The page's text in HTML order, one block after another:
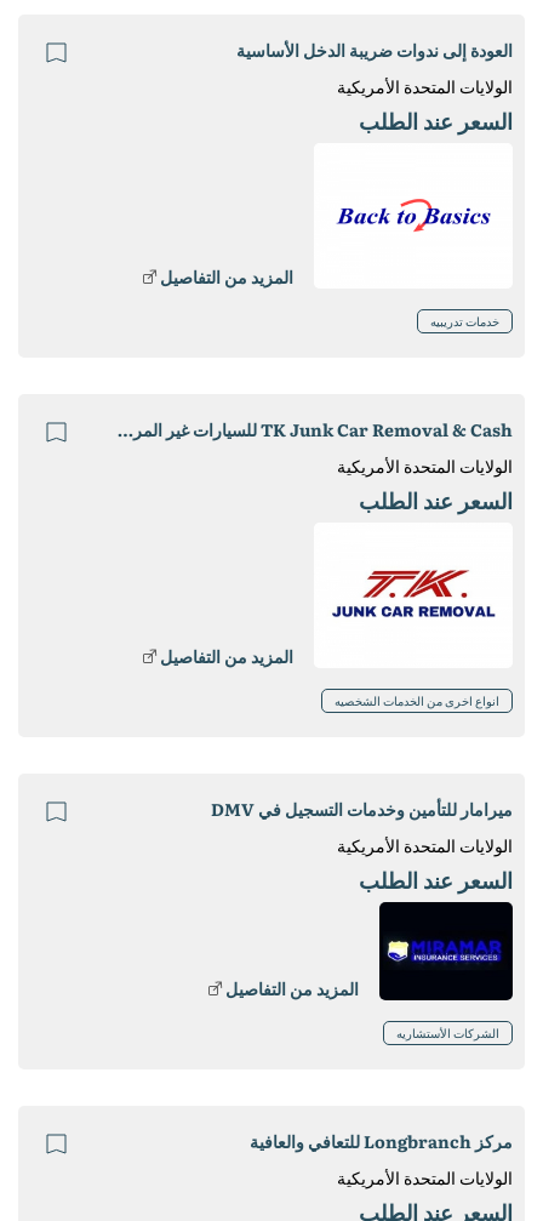
العودة إلى ندوات ضريبة الدخل الأساسية
الولايات المتحدة الأمريكية
السعر عند الطلب
المزيد من التفاصيل
خدمات تدريبيه
TK Junk Car Removal & Cash للسيارات غير المرغوب فيها
الولايات المتحدة الأمريكية
السعر عند الطلب
المزيد من التفاصيل
انواع اخرى من الخدمات الشخصيه
ميرامار للتأمين وخدمات التسجيل في DMV
الولايات المتحدة الأمريكية
السعر عند الطلب
المزيد من التفاصيل
الشركات الأستشاريه
مركز Longbranch للتعافي والعافية
الولايات المتحدة الأمريكية
السعر عند الطلب